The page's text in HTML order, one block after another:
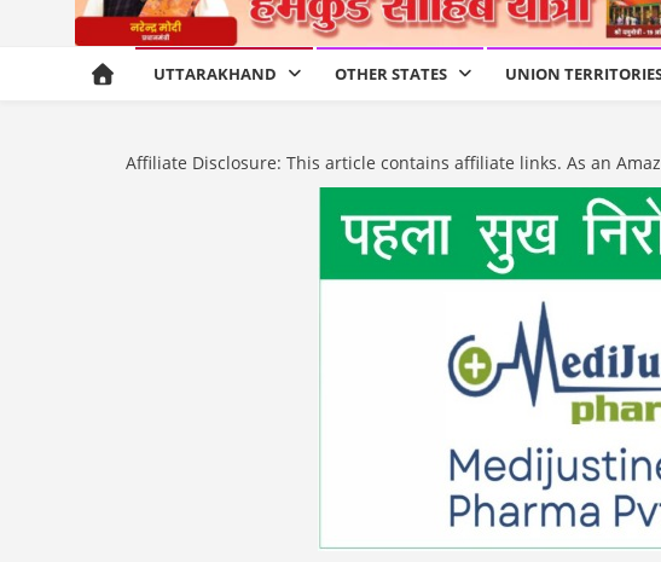
UTTARAKHAND OTHER STATES UNION
Affiliate Disclosure: This article contains affiliate links. As an